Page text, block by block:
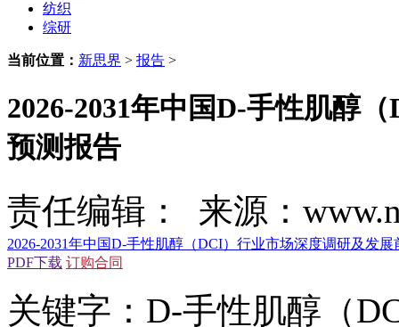
纺织
综研
当前位置： 新思界 > 报告 >
2026-2031年中国D-手性肌醇
预测报告
责任编辑： 来源：
2026-2031年中国D-手性肌醇（DCI）行业市场深度调研及发
PDF下载 订购合同
关键字：D-手性肌醇（